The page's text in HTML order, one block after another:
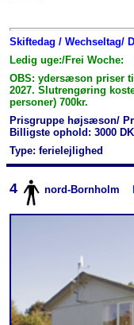
Skiftedag /
Ledig uge:/Frei Woche:
OBS: ydersæson priser
2027. Slutrengøring
personer) 700kr.
Prisgruppe højsæson/
Billigste ophold: 3000
Type: ferielejlighed
4 nord-Bornholm